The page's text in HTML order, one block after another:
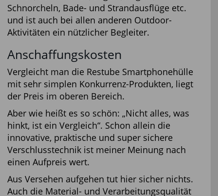
Schnorcheln, Bade- und Strandausflüge etc.
und ist auch bei allen anderen Outdoor-
Aktivitäten ein nützlicher Begleiter.
Anschaffungskosten
Vergleicht man die Restube Smartphonehülle
mit sehr simplen Konkurrenz-Produkten, liegt
der Preis im oberen Bereich.
Aber wie heißt es so schön: „Nicht alles, was
hinkt, ist ein Vergleich“. Schon allein die
innovative, praktische und super sichere
Verschlusstechnik ist meiner Meinung nach
einen Aufpreis wert.
Aus Versehen aufgehen tut hier sicher nichts.
Auch die Material- und Verarbeitungsqualität